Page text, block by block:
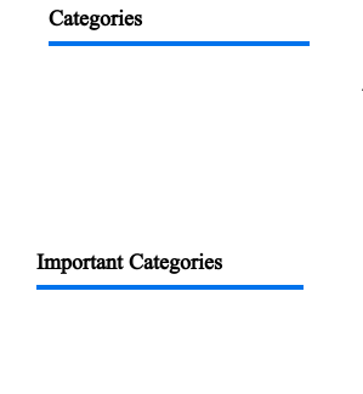
Categories
Important Categories